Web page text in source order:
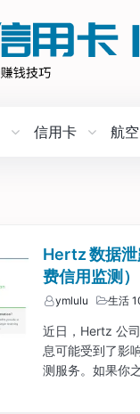
信用卡 航空
Hertz 数据
费信用监测）
ymlulu 生活
近日，Hertz 公
息可能受到了影
测服务。如果你